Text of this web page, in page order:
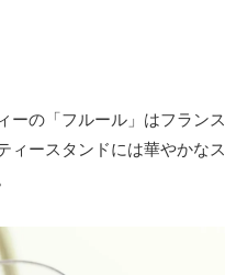
ーの「フルール」はフラン
ィースタンドには華やかな